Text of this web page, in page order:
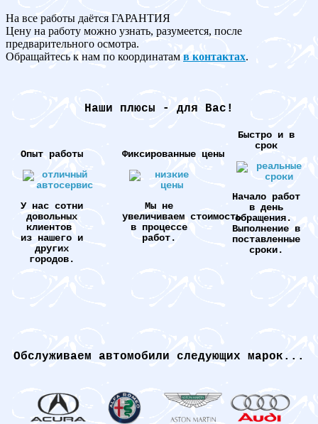
На все работы даётся ГАРАНТИЯ
Цену на работу можно узнать, разумеется, после
предварительного осмотра.
Обращайтесь к нам по координатам в контактах.
Наши плюсы - для Вас!
Опыт работы
У нас сотни
довольных
клиентов
из нашего и
других
городов.
Фиксированные цены
Мы не
увеличиваем стоимость
в процессе
работ.
Быстро и в
срок
Начало работ
в день
обращения.
Выполнение в
поставленные
сроки.
Обслуживаем автомобили следующих марок...